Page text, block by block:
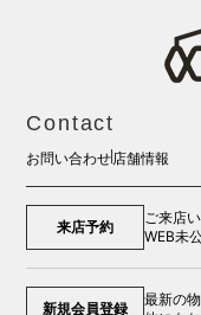
Contact
お問い合わせ店舗情報
来店予約
ご来店
WEB未
新規会員登録
最新の